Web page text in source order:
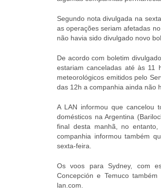
Segundo nota divulgada na
as operações seriam afetadas
não havia sido divulgado novo
De acordo com boletim
estariam canceladas até às 11
meteorológicos emitidos pelo
das 12h a companhia ainda não
A LAN informou que cancelou
domésticos na Argentina
final desta manhã, no
companhia informou também
sexta-feira.
Os voos para Sydney, com
Concepción e Temuco
lan.com.